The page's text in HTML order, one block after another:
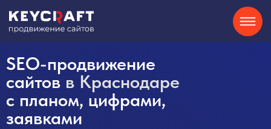
Хочу
Сайты на Tilda
GEO
Telegram
SEO-продвижение
сайтов в Краснодаре
с планом, цифрами,
заявками